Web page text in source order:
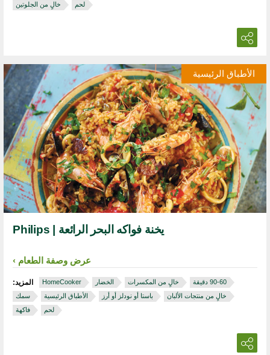
خالٍ من الجلوتين
لحم
الأطباق الرئيسية
يخنة فواكه البحر الرائعة | Philips
عرض وصفة الطعام
المزيد: HomeCooker الخضار خالٍ من المكسرات
سمك
الأطباق الرئيسية باستا أو نودلز أو أرز
خالٍ من منتجات الألبان
فاكهة
لحم